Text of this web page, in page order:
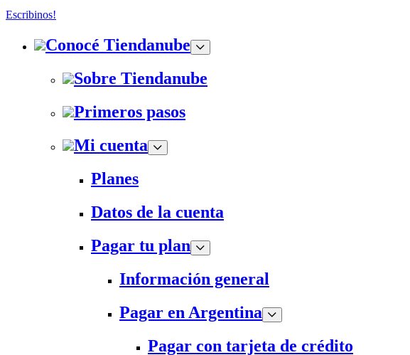
Escribinos!
Conocé Tiendanube
Sobre Tiendanube
Primeros pasos
Mi cuenta
Planes
Datos de la cuenta
Pagar tu plan
Información general
Pagar en Argentina
Pagar con tarjeta de crédito